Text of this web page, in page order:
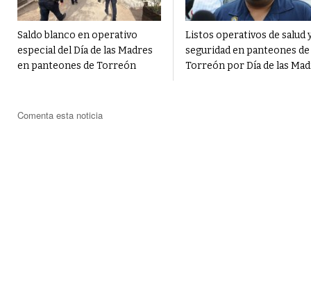
Saldo blanco en operativo
especial del Día de las Madres
en panteones de Torreón
Listos operativos de salud
seguridad en panteones de
Torreón por Día de las
Comenta esta noticia